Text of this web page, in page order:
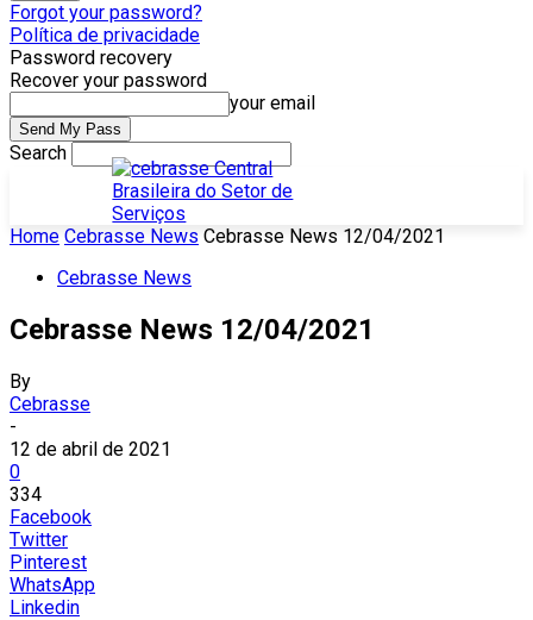
Forgot your password?
Política de privacidade
Password recovery
Recover your password
your email
Search
Home Cebrasse News Cebrasse News 12/04/2021
Cebrasse News
Cebrasse News 12/04/2021
By
Cebrasse
-
12 de abril de 2021
0
334
Facebook
Twitter
Pinterest
WhatsApp
Linkedin